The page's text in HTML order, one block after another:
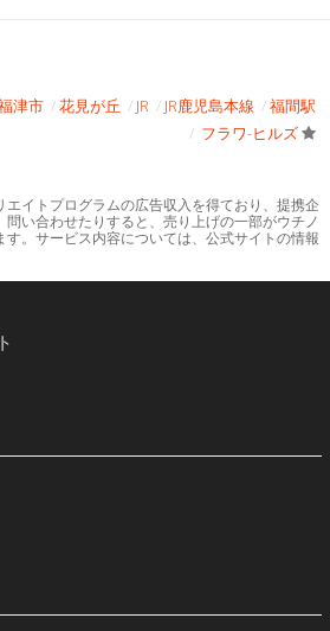
津市 花見が丘 JR JR鹿児島本線
福間駅
フラワ-ヒルズ
エイトプログラムの広告収入を得ており、提携企
い合わせたりすると、売り上げの一部がウチノ
す。サービス内容については、公式サイトの情報